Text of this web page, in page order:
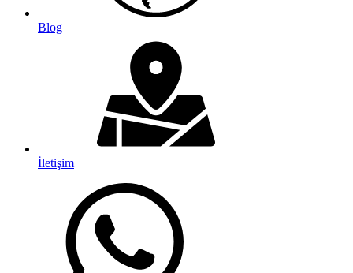
Blog
İletişim